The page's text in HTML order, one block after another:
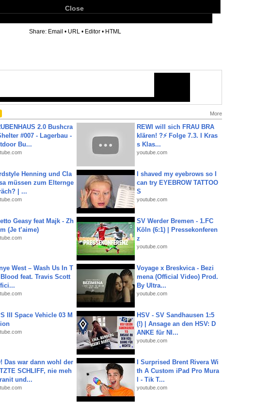
Close
Share: Email • URL • Editor • HTML
More
2.0 Bushcra
#007 - Lagerbau -
Bu...
REWI will sich FRAU BRA
klären! ?⚡️ Folge 7.3. I Kras
s Klas...
youtube.com
Henning und Cla
müssen zum Elternge
| ...
I shaved my eyebrows so I
can try EYEBROW TATTOO
S
youtube.com
Geasy feat Majk - Zh
(Je t’aime)
SV Werder Bremen - 1.FC
Köln (6:1) | Pressekonferen
z
youtube.com
West – Wash Us In T
Blood feat. Travis Scott
Voyage x Breskvica - Bezi
mena (Official Video) Prod.
By Ultra...
youtube.com
III Space Vehicle 03 M
HSV - SV Sandhausen 1:5
(!) | Ansage an den HSV: D
ANKE für NI...
youtube.com
Das war dann wohl der
SCHLIFF, nie meh
und...
I Surprised Brent Rivera Wi
th A Custom iPad Pro Mura
l - Tik T...
youtube.com